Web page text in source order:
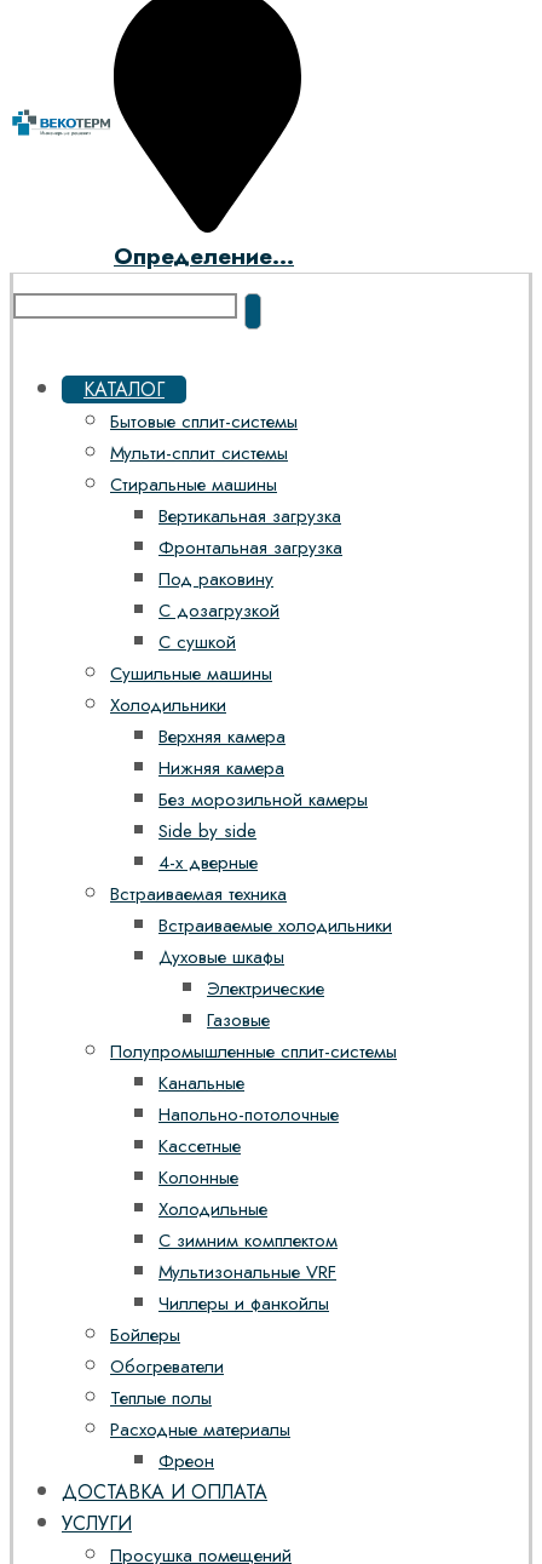
Определение...
КАТАЛОГ
Бытовые сплит-системы
Мульти-сплит системы
Стиральные машины
Вертикальная загрузка
Фронтальная загрузка
Под раковину
С дозагрузкой
С сушкой
Сушильные машины
Холодильники
Верхняя камера
Нижняя камера
Без морозильной камеры
Side by side
4-х дверные
Встраиваемая техника
Встраиваемые холодильники
Духовые шкафы
Электрические
Газовые
Полупромышленные сплит-системы
Канальные
Напольно-потолочные
Кассетные
Колонные
Холодильные
С зимним комплектом
Мультизональные VRF
Чиллеры и фанкойлы
Бойлеры
Обогреватели
Теплые полы
Расходные материалы
Фреон
ДОСТАВКА И ОПЛАТА
УСЛУГИ
Просушка помещений